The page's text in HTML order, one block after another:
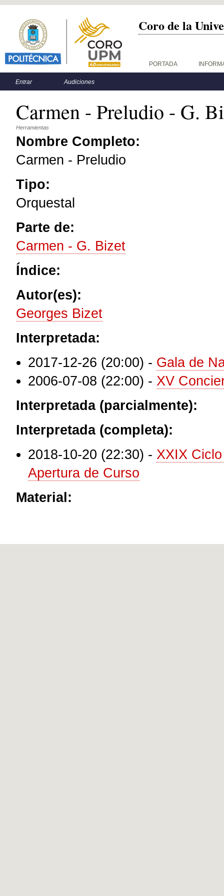
Coro de la
Menú principal PORTADA
Menú secundario
Entrar Audiciones
Carmen - Preludio - G.
Herramientas
Nombre Completo:
Carmen - Preludio
Tipo:
Orquestal
Parte de:
Carmen - G. Bizet
Índice:
Autor(es):
Georges Bizet
Interpretada:
2017-12-26 (20:00) - Gala de
2006-07-08 (22:00) - XV
Interpretada (parcialmente):
Interpretada (completa):
2018-10-20 (22:30) - XXIX
Apertura de Curso
Material: